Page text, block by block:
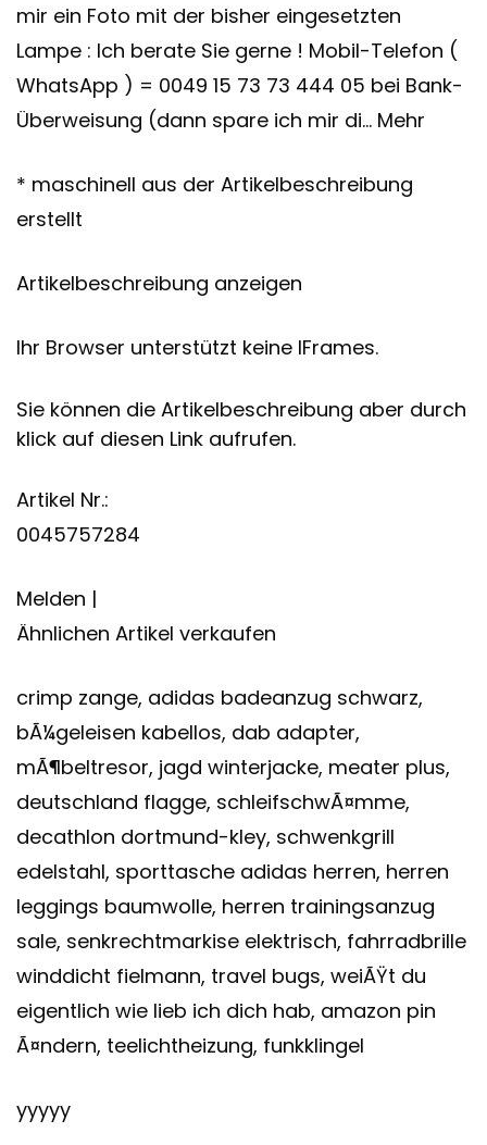
mir ein Foto mit der bisher eingesetzten
Lampe : Ich berate Sie gerne ! Mobil-Telefon (
WhatsApp ) = 0049 15 73 73 444 05 bei Bank-
Überweisung (dann spare ich mir di… Mehr
* maschinell aus der Artikelbeschreibung
erstellt
Artikelbeschreibung anzeigen
Ihr Browser unterstützt keine IFrames.
Sie können die Artikelbeschreibung aber durch
klick auf diesen Link aufrufen.
Artikel Nr.:
0045757284
Melden |
Ähnlichen Artikel verkaufen
crimp zange, adidas badeanzug schwarz,
bÃ¼geleisen kabellos, dab adapter,
mÃ¶beltresor, jagd winterjacke, meater plus,
deutschland flagge, schleifschwÃ¤mme,
decathlon dortmund-kley, schwenkgrill
edelstahl, sporttasche adidas herren, herren
leggings baumwolle, herren trainingsanzug
sale, senkrechtmarkise elektrisch, fahrradbrille
winddicht fielmann, travel bugs, weiÃŸt du
eigentlich wie lieb ich dich hab, amazon pin
Ã¤ndern, teelichtheizung, funkklingel
yyyyy